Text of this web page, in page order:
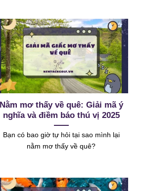
Nằm mơ thấy về quê: Giải mã ý
nghĩa và điềm báo thú vị 2025
Bạn có bao giờ tự hỏi tại sao mình lại
nằm mơ thấy về quê?